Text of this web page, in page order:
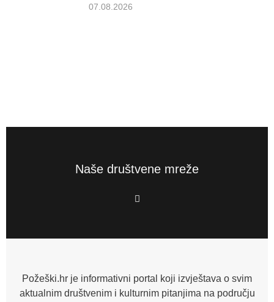
07.08.2026
Naše društvene mreže
F
a
o
f
Požeški.hr je informativni portal koji izvještava o svim
aktualnim društvenim i kulturnim pitanjima na području